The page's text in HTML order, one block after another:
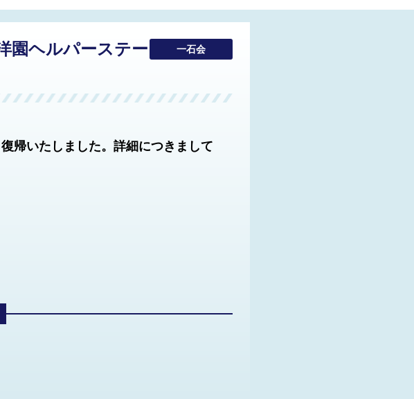
園ヘルパーステー
一石会
帰いたしました。詳細につきまして